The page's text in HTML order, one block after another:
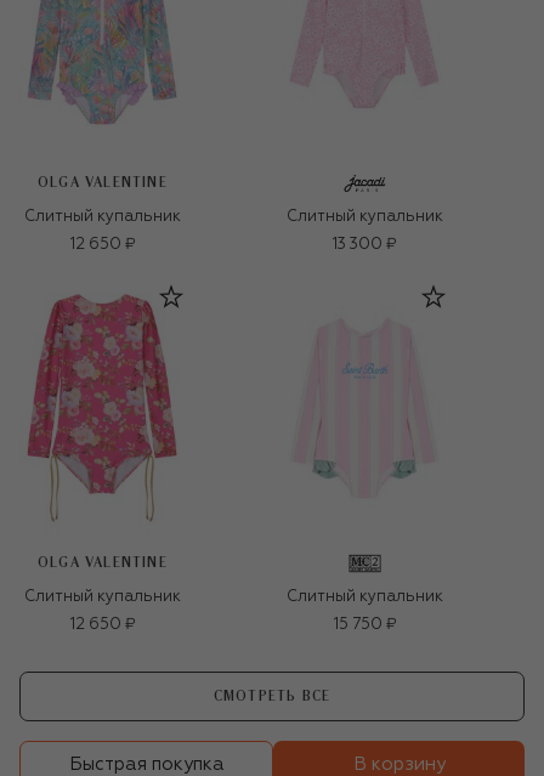
OLGA VALENTINE
Слитный купальник
12 650 ₽
Слитный купальник
13 300 ₽
OLGA VALENTINE
Слитный купальник
12 650 ₽
Слитный купальник
15 750 ₽
СМОТРЕТЬ ВСЕ
Быстрая покупка В корзину